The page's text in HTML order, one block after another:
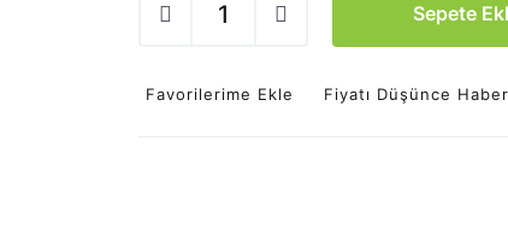
Sepete
Favorilerime Ekle Fiyatı Düşünce